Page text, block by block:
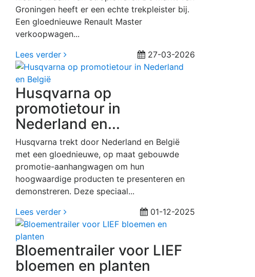
Groningen heeft er een echte trekpleister bij.
Een gloednieuwe Renault Master
verkoopwagen...
Lees verder
27-03-2026
Husqvarna op
promotietour in
Nederland en...
Husqvarna trekt door Nederland en België
met een gloednieuwe, op maat gebouwde
promotie-aanhangwagen om hun
hoogwaardige producten te presenteren en
demonstreren. Deze speciaal...
Lees verder
01-12-2025
Bloementrailer voor LIEF
bloemen en planten